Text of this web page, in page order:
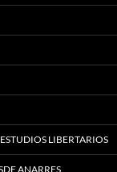
LIBERTARIOS
ANARRES